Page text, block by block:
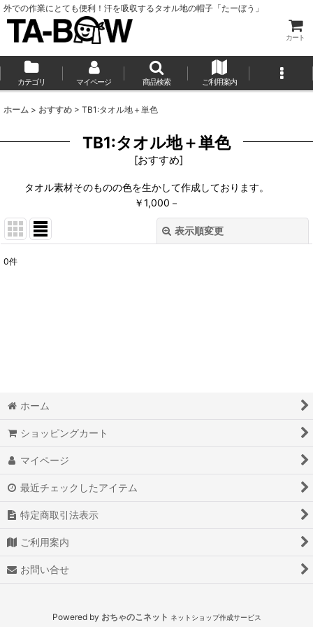
外での作業にとても便利！汗を吸収するタオル地の帽子「たーぼう」
カート
カテゴリ マイページ 商品検索 ご利用案内
ホーム > おすすめ > TB1:タオル地＋単色
TB1:タオル地＋単色
[おすすめ]
タオル素材そのものの色を生かして作成しております。
￥1,000－
表示順変更
0件
ホーム
ショッピングカート
マイページ
最近チェックしたアイテム
特定商取引法表示
ご利用案内
お問い合せ
Powered by おちゃのこネット ネットショップ作成サービス